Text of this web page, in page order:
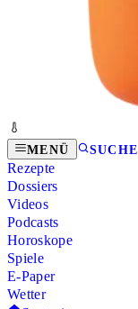
MENÜ SUCHE
Rezepte
Dossiers
Videos
Podcasts
Horoskope
Spiele
E-Paper
Wetter